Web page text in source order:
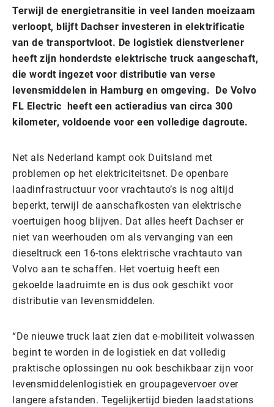
Terwijl de energietransitie in veel landen moeizaam
verloopt, blijft Dachser investeren in elektrificatie
van de transportvloot. De logistiek dienstverlener
heeft zijn honderdste elektrische truck aangeschaft,
die wordt ingezet voor distributie van verse
levensmiddelen in Hamburg en omgeving. De Volvo
FL Electric heeft een actieradius van circa 300
kilometer, voldoende voor een volledige dagroute.
Net als Nederland kampt ook Duitsland met
problemen op het elektriciteitsnet. De openbare
laadinfrastructuur voor vrachtauto’s is nog altijd
beperkt, terwijl de aanschafkosten van elektrische
voertuigen hoog blijven. Dat alles heeft Dachser er
niet van weerhouden om als vervanging van een
dieseltruck een 16-tons elektrische vrachtauto van
Volvo aan te schaffen. Het voertuig heeft een
gekoelde laadruimte en is dus ook geschikt voor
distributie van levensmiddelen.
“De nieuwe truck laat zien dat e-mobiliteit volwassen
begint te worden in de logistiek en dat volledig
praktische oplossingen nu ook beschikbaar zijn voor
levensmiddelenlogistiek en groupagevervoer over
langere afstanden. Tegelijkertijd bieden laadstations